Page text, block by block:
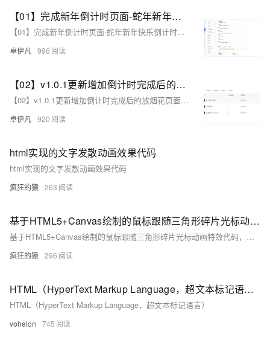
【01】完成新年倒计时页面-蛇年新年快乐倒计时领取礼物放烟花html代码优雅草科技央千澈写采用html5+div+CSS+JavaScript-优雅草卓伊凡-做一条关于新年的代码分享给你们-为了C站的分拼一下子
【01】完成新年倒计时页面-蛇年新年快乐倒计时领取礼物放烟花html代码优雅草科技央千澈写采用html5+div+CSS+JavaScript-优雅草卓伊凡-做一条关于新年的代码分享给你们-为了C站的分拼一下子
卓伊凡 996
【02】v1.0.1更新增加倒计时完成后的放烟花页面-优化播放器-优化结构目录-蛇年新年快乐倒计时领取礼物放烟花html代码优雅草科技央千澈写采用html5+div+CSS+JavaScript-优雅草卓伊凡-做一条关于新年的代码分享给你们-为了C站的分拼一下子
【02】v1.0.1更新增加倒计时完成后的放烟花页面-优化播放器-优化结构目录-蛇年新年快乐倒计时领取礼物放烟花html代码优雅草科技央千澈写采用html5+div+CSS+JavaScript-优雅草卓伊凡-做一条关于新年的代码分享给你们-为了C站的分拼一下子
卓伊凡 920
html实现的文字发散动画效果代码
html实现的文字发散动画效果代码
疯狂的猿 263
基于HTML5+Canvas绘制的鼠标跟随三角形碎片光标动画代码
基于HTML5+Canvas绘制的鼠标跟随三角形碎片光标动画特效代码，很有意思，一团三角形碎片跟随鼠标的移动，不冗长、不笨重，反而有一种很轻盈的感觉，非常不错
疯狂的猿 296
HTML（HyperText Markup Language，超文本标记语言）
HTML（HyperText Markup Language，超文本标记语言）
vohelon 745